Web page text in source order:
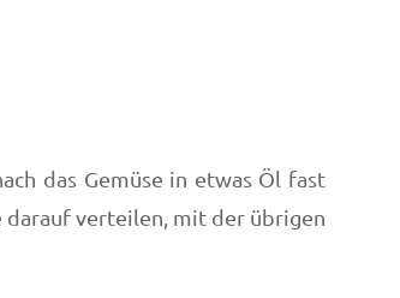
das Gemüse in etwas Öl fast
darauf verteilen, mit der übrigen